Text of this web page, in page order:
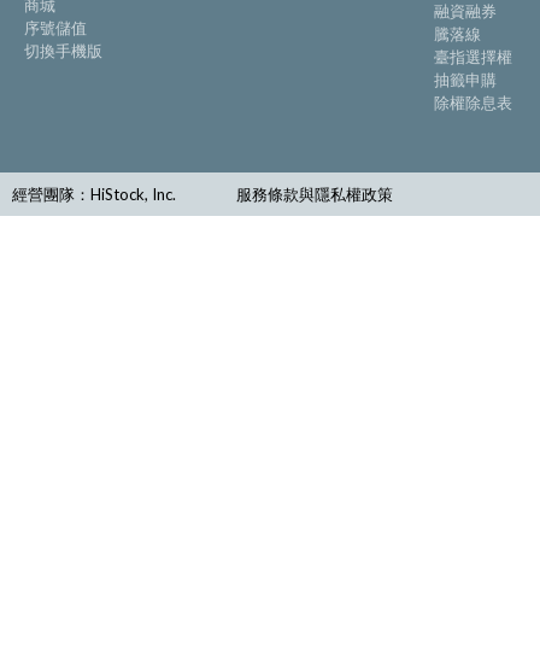
商城
序號儲值
切換手機版
融資融券
騰落線
臺指選擇權
抽籤申購
除權除息表
經營團隊：HiStock, Inc. 服務條款與隱私權政策